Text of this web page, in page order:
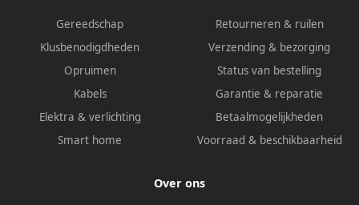
Gereedschap
Klusbenodigdheden
Opruimen
Kabels
Elektra & verlichting
Smart home
Retourneren & ruilen
Verzending & bezorging
Status van bestelling
Garantie & reparatie
Betaalmogelijkheden
Voorraad & beschikbaarheid
Over ons